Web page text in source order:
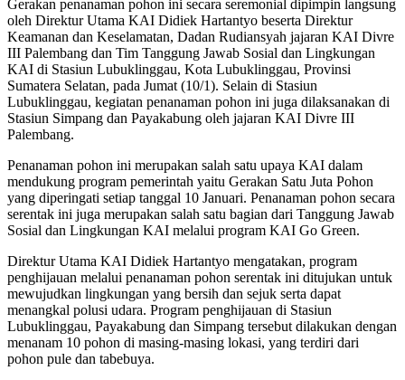
Gerakan penanaman pohon ini secara seremonial dipimpin langsung
oleh Direktur Utama KAI Didiek Hartantyo beserta Direktur
Keamanan dan Keselamatan, Dadan Rudiansyah jajaran KAI Divre
III Palembang dan Tim Tanggung Jawab Sosial dan Lingkungan
KAI di Stasiun Lubuklinggau, Kota Lubuklinggau, Provinsi
Sumatera Selatan, pada Jumat (10/1). Selain di Stasiun
Lubuklinggau, kegiatan penanaman pohon ini juga dilaksanakan di
Stasiun Simpang dan Payakabung oleh jajaran KAI Divre III
Palembang.
Penanaman pohon ini merupakan salah satu upaya KAI dalam
mendukung program pemerintah yaitu Gerakan Satu Juta Pohon
yang diperingati setiap tanggal 10 Januari. Penanaman pohon secara
serentak ini juga merupakan salah satu bagian dari Tanggung Jawab
Sosial dan Lingkungan KAI melalui program KAI Go Green.
Direktur Utama KAI Didiek Hartantyo mengatakan, program
penghijauan melalui penanaman pohon serentak ini ditujukan untuk
mewujudkan lingkungan yang bersih dan sejuk serta dapat
menangkal polusi udara. Program penghijauan di Stasiun
Lubuklinggau, Payakabung dan Simpang tersebut dilakukan dengan
menanam 10 pohon di masing-masing lokasi, yang terdiri dari
pohon pule dan tabebuya.